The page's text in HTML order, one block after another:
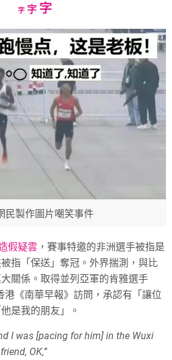
字Decrease
size.
字Reset
size.
字Increase
size.
民製作圖片嘲笑事件
假疑雲 ，賽事特邀的非洲選手被指是
被指「保送」奪冠。外界揣測，與比
關係。取得並列亞軍的肯雅選手
《南華早報》訪問，承認有「讓位
是我的朋友」。
I was [pacing for him] in the Wuxi
OK,”